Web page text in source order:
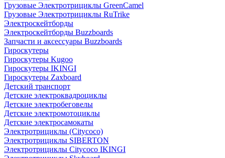
Грузовые Электротрициклы GreenCamel
Грузовые Электротрициклы RuTrike
Электроскейтборды
Электроскейтборды Buzzboards
Запчасти и аксессуары Buzzboards
Гироскутеры
Гироскутеры Kugoo
Гироскутеры IKINGI
Гироскутеры Zaxboard
Детский транспорт
Детские электроквадроциклы
Детские электробеговелы
Детские электромотоциклы
Детские электросамокаты
Электротрициклы (Citycoco)
Электротрициклы SIBERTON
Электротрициклы Citycoco IKINGI